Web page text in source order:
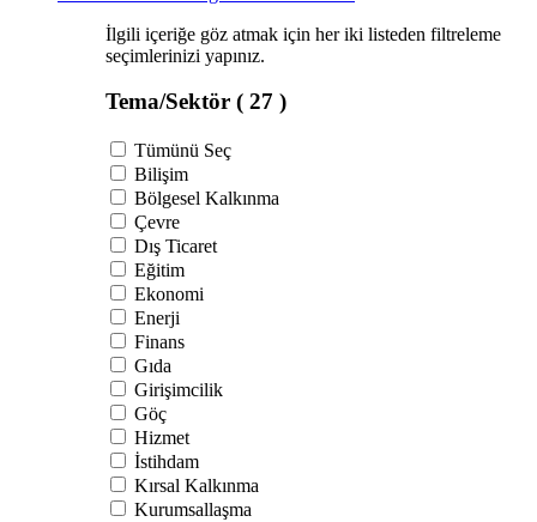
İlgili içeriğe göz atmak için her iki listeden filtreleme
seçimlerinizi yapınız.
Tema/Sektör ( 27 )
Tümünü Seç
Bilişim
Bölgesel Kalkınma
Çevre
Dış Ticaret
Eğitim
Ekonomi
Enerji
Finans
Gıda
Girişimcilik
Göç
Hizmet
İstihdam
Kırsal Kalkınma
Kurumsallaşma